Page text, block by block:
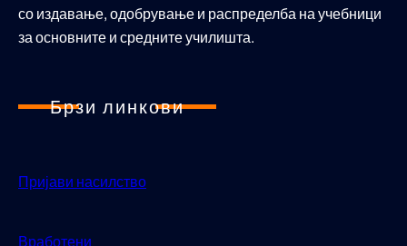
со издавање, одобрување и распределба на учебници
за основните и средните училишта.
Брзи линкови
Пријави насилство
Вработени